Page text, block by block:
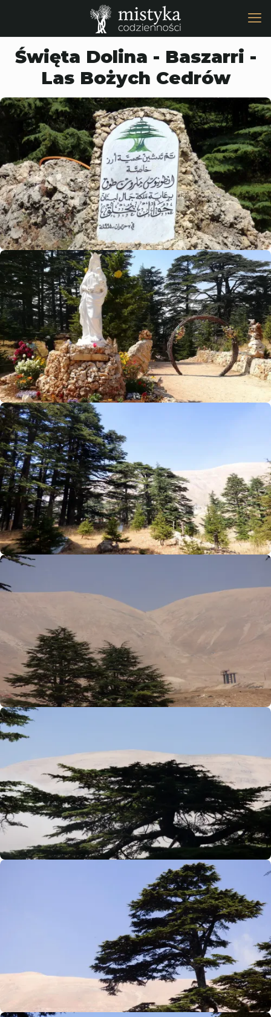
Święta Dolina - Baszarri -
Las Bożych Cedrów